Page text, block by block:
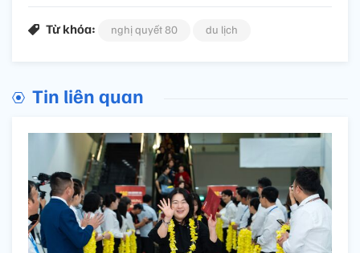
Từ khóa: nghị quyết 80 du lịch
Tin liên quan